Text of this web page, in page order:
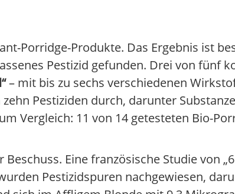
Porridge-Produkte. Das Ergebnis ist
Pestizid gefunden. Drei von fünf
– mit bis zu sechs verschiedenen
Pestiziden durch, darunter
Vergleich: 11 von 14 getesteten Bio-
Eine französische Studie von
Pestizidspuren nachgewiesen,